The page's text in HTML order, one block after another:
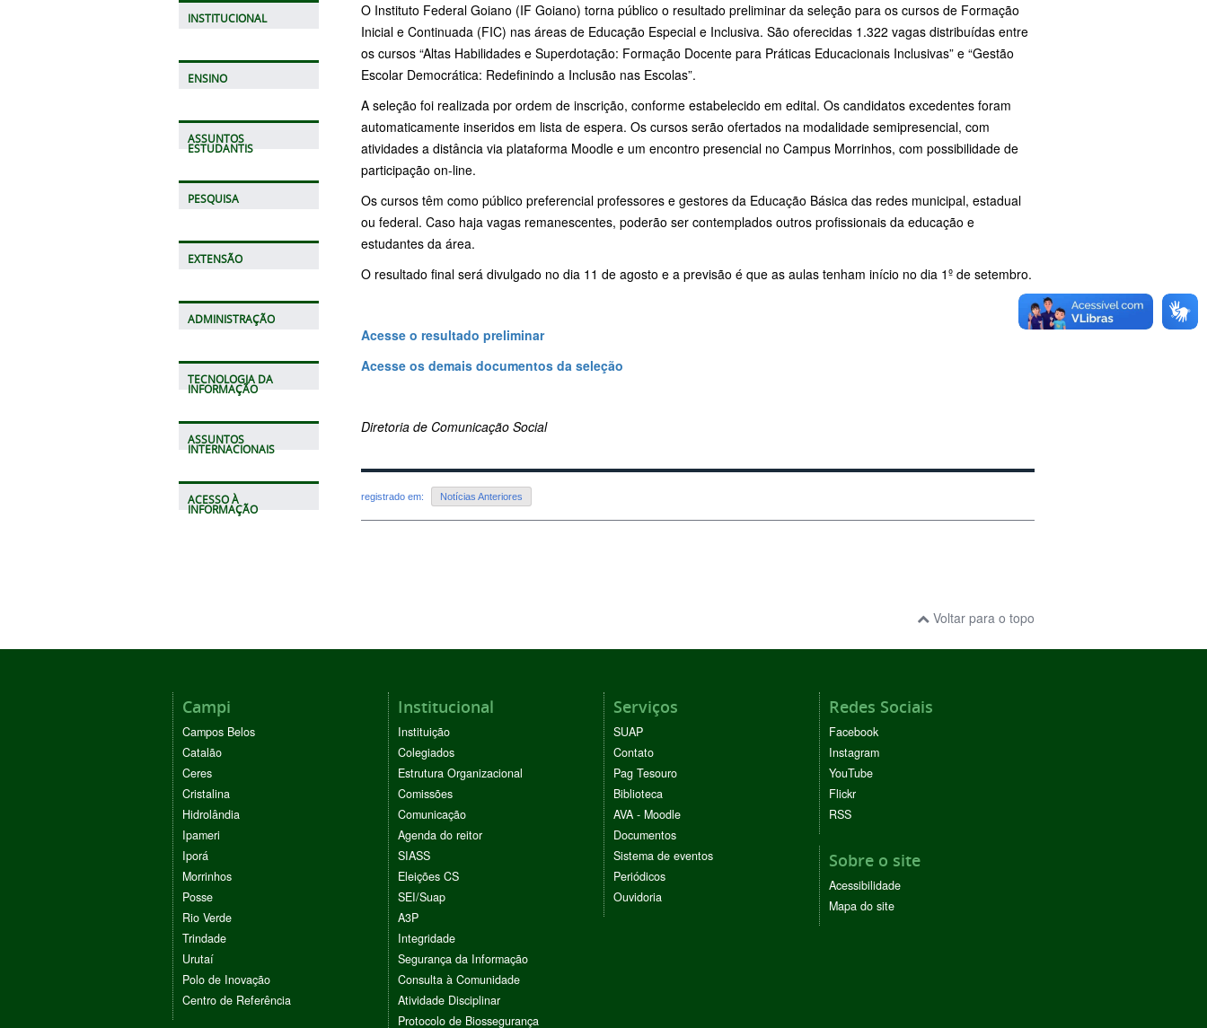
INSTITUCIONAL
ENSINO
ASSUNTOS
ESTUDANTIS
PESQUISA
EXTENSÃO
ADMINISTRAÇÃO
TECNOLOGIA DA
INFORMAÇÃO
ASSUNTOS
INTERNACIONAIS
ACESSO À
INFORMAÇÃO
O Instituto Federal Goiano (IF Goiano) torna público o resultado preliminar da seleção para os cursos de Formação
Inicial e Continuada (FIC) nas áreas de Educação Especial e Inclusiva. São oferecidas 1.322 vagas distribuídas entre
os cursos “Altas Habilidades e Superdotação: Formação Docente para Práticas Educacionais Inclusivas” e “Gestão
Escolar Democrática: Redefinindo a Inclusão nas Escolas”.
A seleção foi realizada por ordem de inscrição, conforme estabelecido em edital. Os candidatos excedentes foram
automaticamente inseridos em lista de espera. Os cursos serão ofertados na modalidade semipresencial, com
atividades a distância via plataforma Moodle e um encontro presencial no Campus Morrinhos, com possibilidade de
participação on-line.
Os cursos têm como público preferencial professores e gestores da Educação Básica das redes municipal, estadual
ou federal. Caso haja vagas remanescentes, poderão ser contemplados outros profissionais da educação e
estudantes da área.
O resultado final será divulgado no dia 11 de agosto e a previsão é que as aulas tenham início no dia 1º de setembro.
Acesse o resultado preliminar
Acesse os demais documentos da seleção
Diretoria de Comunicação Social
registrado em: Notícias Anteriores
Voltar para o topo
Campi
Campos Belos
Catalão
Ceres
Cristalina
Hidrolândia
Ipameri
Iporá
Morrinhos
Posse
Rio Verde
Trindade
Urutaí
Polo de Inovação
Centro de Referência
Institucional
Instituição
Colegiados
Estrutura Organizacional
Comissões
Comunicação
Agenda do reitor
SIASS
Eleições CS
SEI/Suap
A3P
Integridade
Segurança da Informação
Consulta à Comunidade
Atividade Disciplinar
Protocolo de Biossegurança
Serviços
SUAP
Contato
Pag Tesouro
Biblioteca
AVA - Moodle
Documentos
Sistema de eventos
Periódicos
Ouvidoria
Redes Sociais
Facebook
Instagram
YouTube
Flickr
RSS
Sobre o site
Acessibilidade
Mapa do site